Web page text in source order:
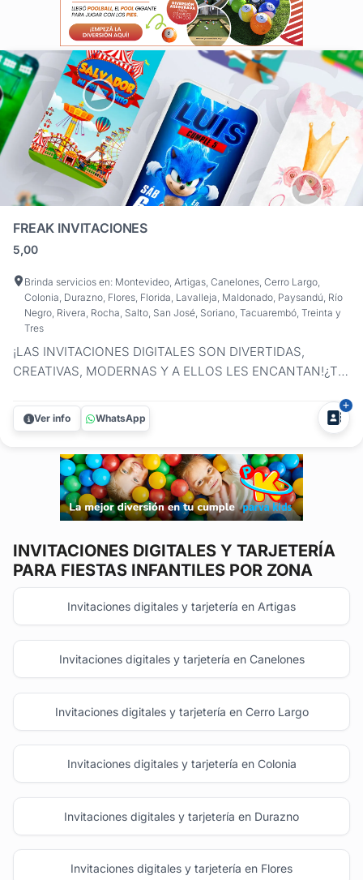
FREAK INVITACIONES
5,00
Brinda servicios en: Montevideo, Artigas, Canelones, Cerro Largo,
Colonia, Durazno, Flores, Florida, Lavalleja, Maldonado, Paysandú, Río
Negro, Rivera, Rocha, Salto, San José, Soriano, Tacuarembó, Treinta y
Tres
¡LAS INVITACIONES DIGITALES SON DIVERTIDAS,
CREATIVAS, MODERNAS Y A ELLOS LES ENCANTAN!¿Te
del cumpleaños infantil a mano? ¿Y cuándo ibas
entregándolas de aquí para allá?La era digital ya esta aquí
Ver info WhatsApp
INVITACIONES DIGITALES Y TARJETERÍA
PARA FIESTAS INFANTILES POR ZONA
Invitaciones digitales y tarjetería en Artigas
Invitaciones digitales y tarjetería en Canelones
Invitaciones digitales y tarjetería en Cerro Largo
Invitaciones digitales y tarjetería en Colonia
Invitaciones digitales y tarjetería en Durazno
Invitaciones digitales y tarjetería en Flores